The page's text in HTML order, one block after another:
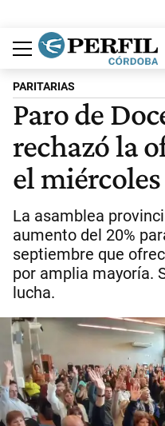
Política
Economía
Judiciales
Sociedad
Cultura
Espectáculos
Deportes
Protagonistas
PARITARIAS
Paro de
rechazó la
el
La asamblea
aumento del 20%
septiembre que
por amplia mayoría.
lucha.